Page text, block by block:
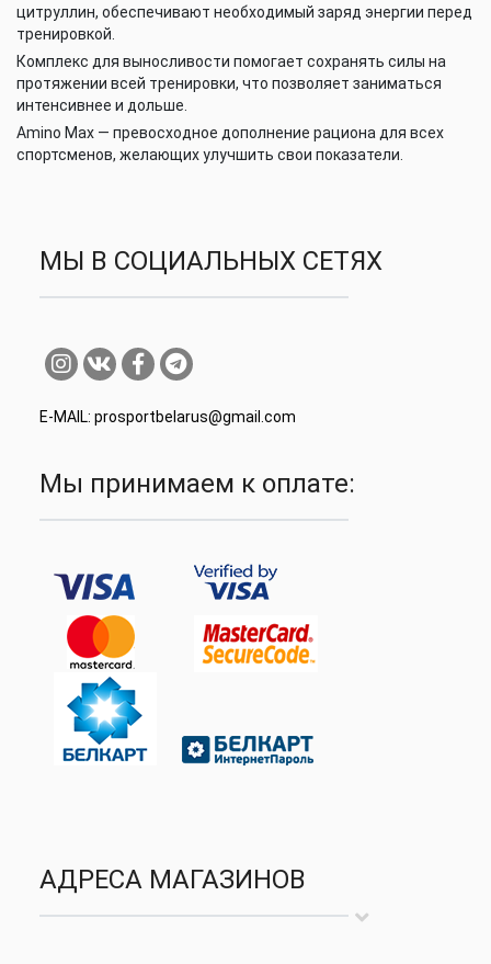
цитруллин, обеспечивают необходимый заряд энергии перед
тренировкой.
Комплекс для выносливости помогает сохранять силы на
протяжении всей тренировки, что позволяет заниматься
интенсивнее и дольше.
Amino Max — превосходное дополнение рациона для всех
спортсменов, желающих улучшить свои показатели.
АДРЕСА МАГАЗИНОВ
МЫ В СОЦИАЛЬНЫХ СЕТЯХ
E-MAIL: prosportbelarus@gmail.com
Мы принимаем к оплате: